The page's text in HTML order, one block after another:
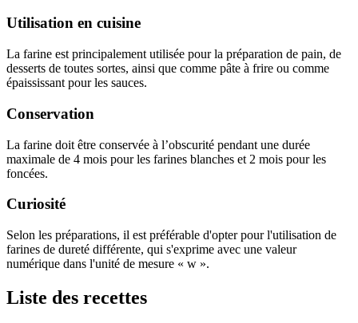
Utilisation en cuisine
La farine est principalement utilisée pour la préparation de pain, de
desserts de toutes sortes, ainsi que comme pâte à frire ou comme
épaississant pour les sauces.
Conservation
La farine doit être conservée à l’obscurité pendant une durée
maximale de 4 mois pour les farines blanches et 2 mois pour les
foncées.
Curiosité
Selon les préparations, il est préférable d'opter pour l'utilisation de
farines de dureté différente, qui s'exprime avec une valeur
numérique dans l'unité de mesure « w ».
Liste des recettes